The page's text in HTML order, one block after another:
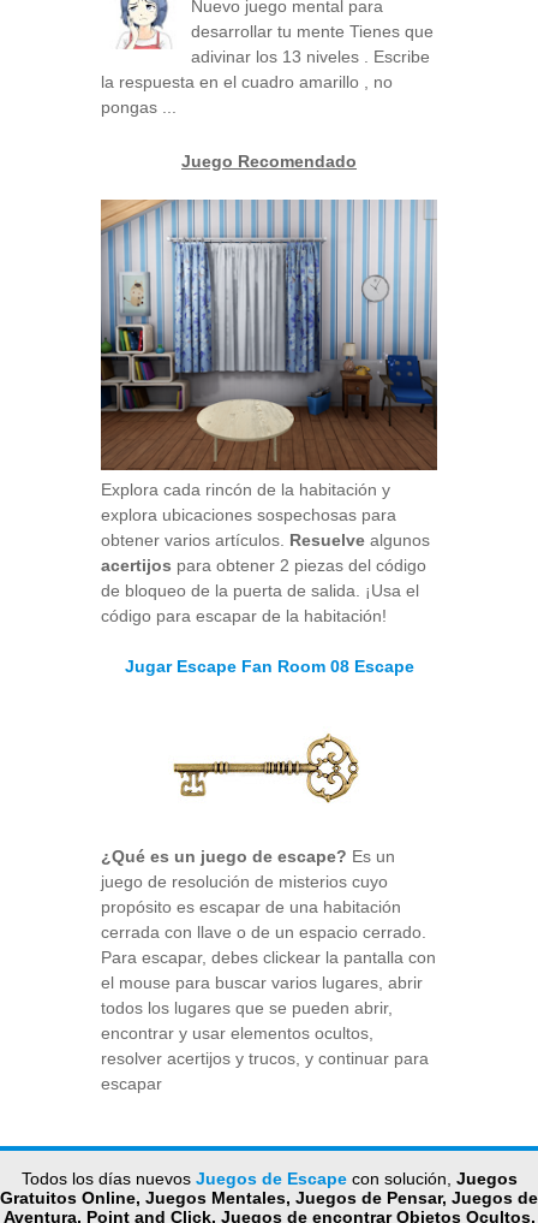
Nuevo juego mental para
desarrollar tu mente Tienes que
adivinar los 13 niveles . Escribe
la respuesta en el cuadro amarillo , no
pongas ...
Juego Recomendado
Explora cada rincón de la habitación y
explora ubicaciones sospechosas para
obtener varios artículos. Resuelve algunos
acertijos para obtener 2 piezas del código
de bloqueo de la puerta de salida. ¡Usa el
código para escapar de la habitación!
Jugar Escape Fan Room 08 Escape
¿Qué es un juego de escape? Es un
juego de resolución de misterios cuyo
propósito es escapar de una habitación
cerrada con llave o de un espacio cerrado.
Para escapar, debes clickear la pantalla con
el mouse para buscar varios lugares, abrir
todos los lugares que se pueden abrir,
encontrar y usar elementos ocultos,
resolver acertijos y trucos, y continuar para
escapar
Todos los días nuevos Juegos de Escapecon solución, Juegos
Gratuitos Online, Juegos Mentales, Juegos de Pensar, Juegos de
Aventura, Point and Click, Juegos de encontrar Objetos Ocultos,